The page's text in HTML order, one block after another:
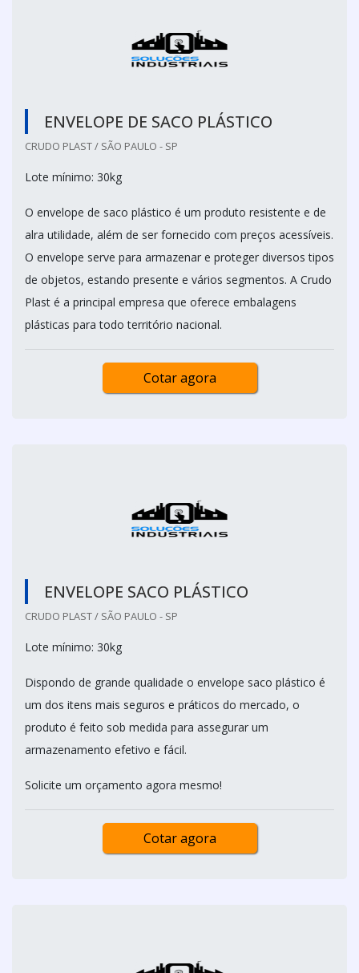
ENVELOPE DE SACO PLÁSTICO
CRUDO PLAST / SÃO PAULO - SP
Lote mínimo: 30kg
O envelope de saco plástico é um produto resistente e de
alra utilidade, além de ser fornecido com preços acessíveis.
O envelope serve para armazenar e proteger diversos tipos
de objetos, estando presente e vários segmentos. A Crudo
Plast é a principal empresa que oferece embalagens
plásticas para todo território nacional.
Cotar agora
ENVELOPE SACO PLÁSTICO
CRUDO PLAST / SÃO PAULO - SP
Lote mínimo: 30kg
Dispondo de grande qualidade o envelope saco plástico é
um dos itens mais seguros e práticos do mercado, o
produto é feito sob medida para assegurar um
armazenamento efetivo e fácil.
Solicite um orçamento agora mesmo!
Cotar agora